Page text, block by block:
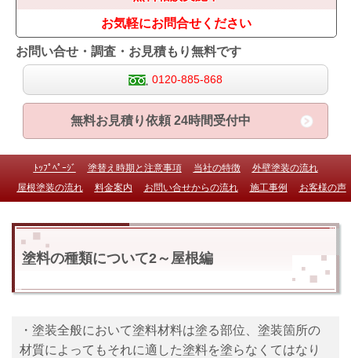
お気軽にお問合せください
お問い合せ・調査・お見積もり無料です
0120-885-868
無料お見積り依頼 24時間受付中
ﾄｯﾌﾟﾍﾟｰｼﾞ 塗替え時期と注意事項 当社の特徴
外壁塗装の流れ
屋根塗装の流れ
料金案内 お問い合せからの流れ 施工事例 お客様の声
塗料の種類について2～屋根編
・塗装全般において塗料材料は塗る部位、塗装箇所の
材質によってもそれに適した塗料を塗らなくてはなり